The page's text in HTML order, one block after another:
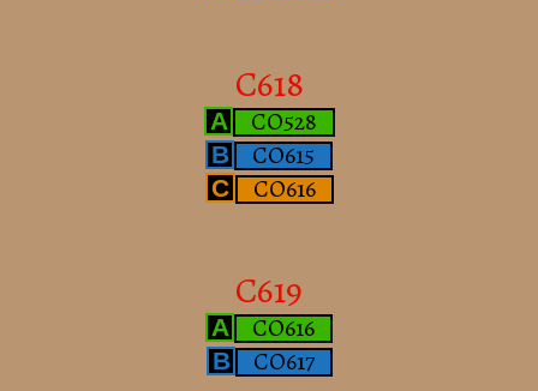
C618
A CO528
B CO615
C CO616
C619
A CO616
B CO617